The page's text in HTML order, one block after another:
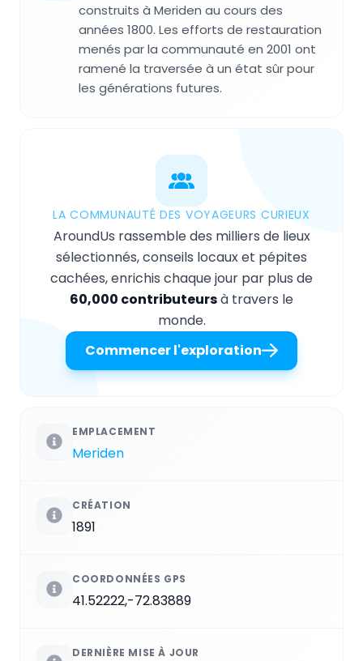
construits à Meriden au cours des
années 1800. Les efforts de restauration
menés par la communauté en 2001 ont
ramené la traversée à un état sûr pour
les générations futures.
LA COMMUNAUTÉ DES VOYAGEURS CURIEUX
AroundUs rassemble des milliers de lieux
sélectionnés, conseils locaux et pépites
cachées, enrichis chaque jour par plus de
60,000 contributeursà travers le
monde.
Commencer l'exploration
EMPLACEMENT
Meriden
CRÉATION
1891
COORDONNÉES GPS
41.52222,-72.83889
DERNIÈRE MISE À JOUR